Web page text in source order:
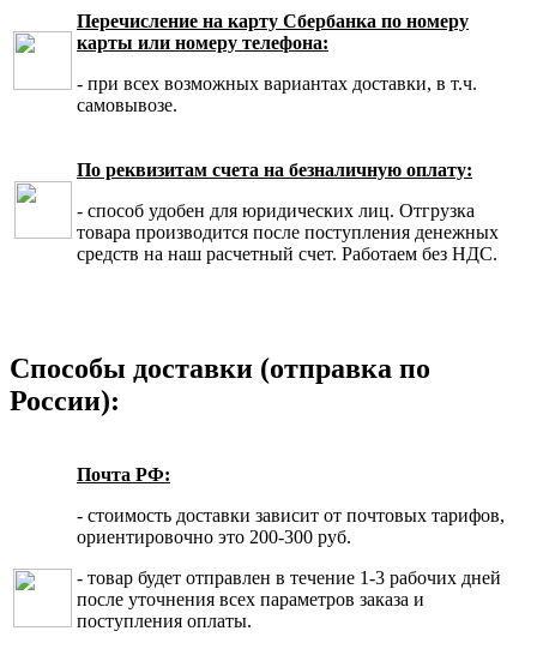
Перечисление на карту Сбербанка по номеру
карты или номеру телефона:
- при всех возможных вариантах доставки, в т.ч.
самовывозе.
По реквизитам счета на безналичную оплату:
- способ удобен для юридических лиц. Отгрузка
товара производится после поступления денежных
средств на наш расчетный счет. Работаем без НДС.
Способы доставки (отправка по
России):
Почта РФ:
- стоимость доставки зависит от почтовых тарифов,
ориентировочно это 200-300 руб.
- товар будет отправлен в течение 1-3 рабочих дней
после уточнения всех параметров заказа и
поступления оплаты.